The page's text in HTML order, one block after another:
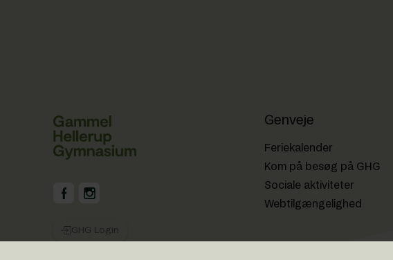
GHG på Facebook
GHG på Instagram
GHG Login
Genveje
Feriekalender
Kom på besøg på GHG
Sociale aktiviteter
Webtilgængelighed